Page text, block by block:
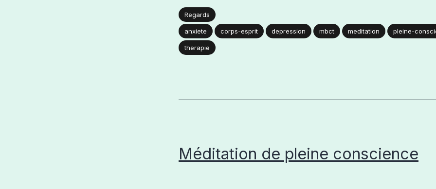
Regards
anxiete corps-esprit depression mbct meditation pleine-
therapie
Méditation de pleine conscience